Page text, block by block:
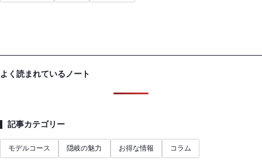
よく読まれているノート
記事カテゴリー
モデルコース 隠岐の魅力 お得な情報 コラム